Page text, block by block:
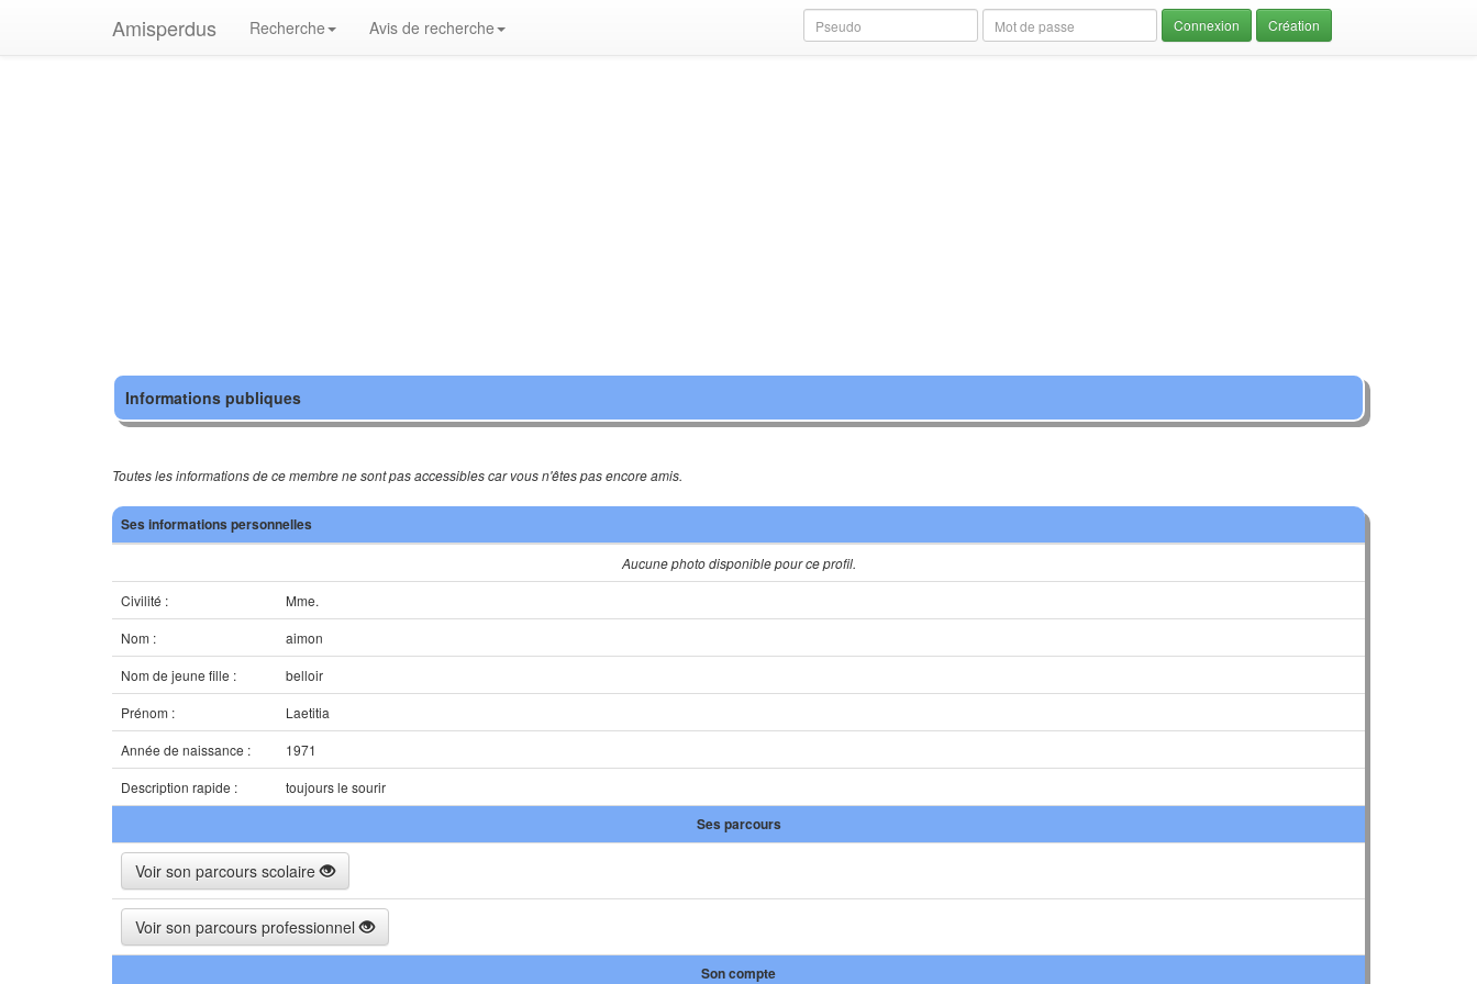
Amisperdus Recherche Avis de recherche Création
Informations publiques
Toutes les informations de ce membre ne sont pas accessibles car vous n'êtes pas encore amis.
Ses informations personnelles
Aucune photo disponible pour ce profil.
Civilité :
Mme.
Nom :
aimon
Nom de jeune fille :
belloir
Prénom :
Laetitia
Année de naissance :
1971
Description rapide :
toujours le sourir
Ses parcours
Voir son parcours scolaire
Voir son parcours professionnel
Son compte